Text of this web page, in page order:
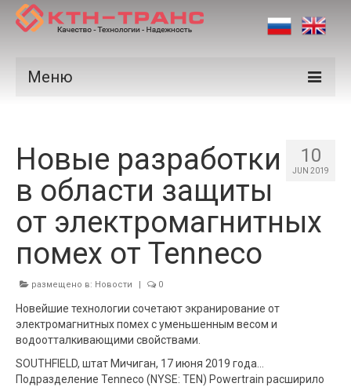
Меню
Производители
Рынки
Сертификаты
Новости
Контакты
10
JUN 2019
Новые разработки
в области защиты
от электромагнитных
помех от Tenneco
размещено в: Новости 0
Новейшие технологии сочетают экранирование от
электромагнитных помех с уменьшенным весом и
водоотталкивающими свойствами.
SOUTHFIELD, штат Мичиган, 17 июня 2019 года…
Подразделение Tenneco (NYSE: TEN) Powertrain расширило